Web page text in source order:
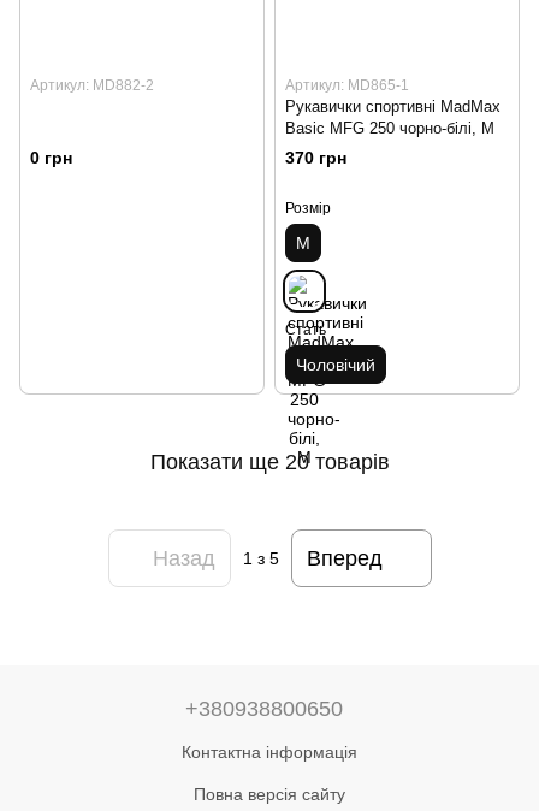
Артикул: MD882-2
0 грн
Артикул: MD865-1
Рукавички спортивні MadMax
Basic MFG 250 чорно-білі, M
370 грн
Розмір
M
Стать
Чоловічий
Показати ще 20 товарів
Назад 1з 5 Вперед
+380938800650
Контактна інформація
Повна версія сайту